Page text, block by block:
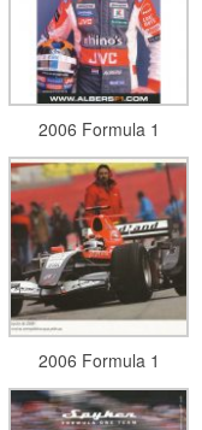
2006 Formula 1
2006 Formula 1